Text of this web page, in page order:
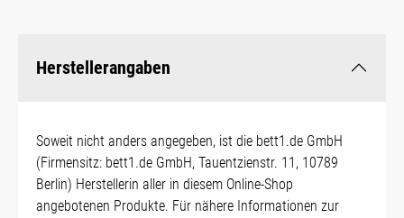
Herstellerangaben
Soweit nicht anders angegeben, ist die bett1.de GmbH
(Firmensitz: bett1.de GmbH, Tauentzienstr. 11, 10789
Berlin) Herstellerin aller in diesem Online-Shop
angebotenen Produkte. Für nähere Informationen zur